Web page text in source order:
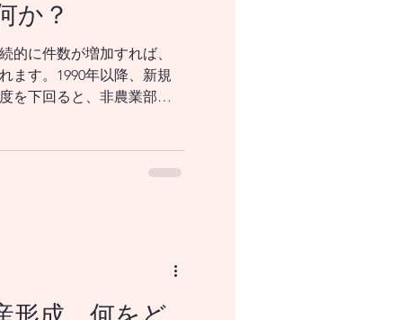
か？
的に件数が増加すれば、
ます。1990年以降、新規
を下回ると、非農業部門
動平均値をチェックするの
ラインとされています。
なり悪いと判断されま
基づく国家非常事態宣言